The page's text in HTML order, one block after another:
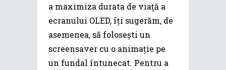
a maximiza durata de viață a
ecranului OLED, îți sugerăm, de
asemenea, să folosești un
screensaver cu o animație pe
un fundal întunecat. Pentru a